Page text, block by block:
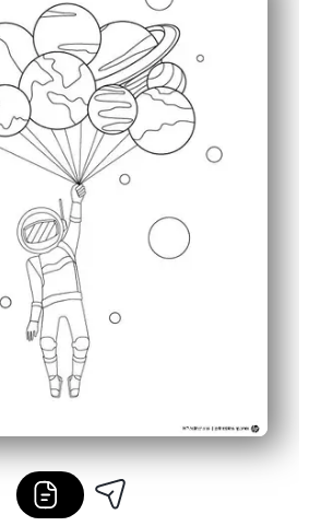
despierta curiosidad: consejos
sin pantallas: una actividad relajante